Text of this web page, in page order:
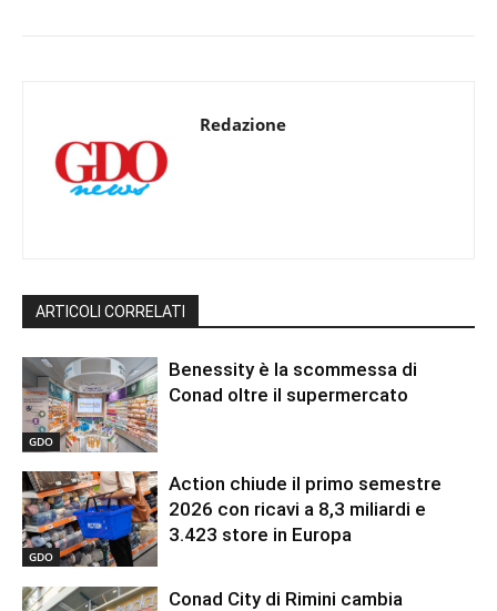
Redazione
ARTICOLI CORRELATI
GDO
Benessity è la scommessa di
Conad oltre il supermercato
GDO
Action chiude il primo semestre
2026 con ricavi a 8,3 miliardi e
3.423 store in Europa
Conad City di Rimini cambia